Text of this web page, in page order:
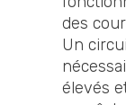
des
Un
élevés